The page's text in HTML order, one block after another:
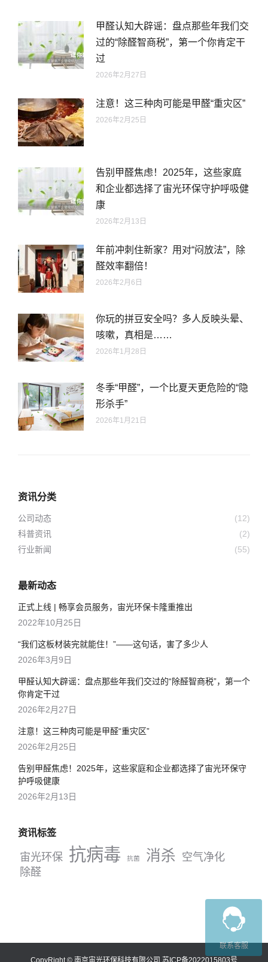
甲醛认知大辟谣：盘点那些年我们交
过的“除醛智商税”，第一个你肯定干
过
2026年2月27日
注意！这三种肉可能是甲醛“重灾区”
2026年2月25日
告别甲醛焦虑！2025年，这些家庭
和企业都选择了宙光环保守护呼吸健
康
2026年2月13日
年前冲刺住新家？用对“闷放法”，除
醛效率翻倍！
2026年2月6日
你玩的拼豆安全吗？多人反映头晕、
咳嗽，真相是……
2026年1月28日
冬季“甲醛”，一个比夏天更危险的“隐
形杀手”
2026年1月21日
资讯分类
公司动态
(12)
科普资讯
(2)
行业新闻
(55)
最新动态
正式上线 | 畅享会员服务，宙光环保卡隆重推出
2022年10月25日
“我们这板材装完就能住！”——这句话，害了多少人
2026年3月9日
甲醛认知大辟谣：盘点那些年我们交过的“除醛智商税”，第一个
你肯定干过
2026年2月27日
注意！这三种肉可能是甲醛“重灾区”
2026年2月25日
告别甲醛焦虑！2025年，这些家庭和企业都选择了宙光环保守
护呼吸健康
2026年2月13日
资讯标签
宙光环保 抗病毒 抗菌 消杀 空气净化
除醛
CopyRight © 南京宙光环保科技有限公司 苏ICP备2022015803号
联系客服